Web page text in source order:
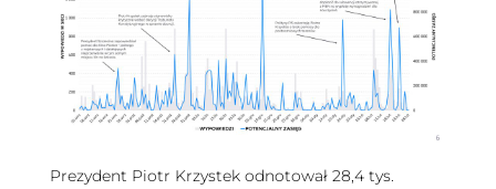
Prezydent Piotr Krzystek odnotował 28,4 tys.